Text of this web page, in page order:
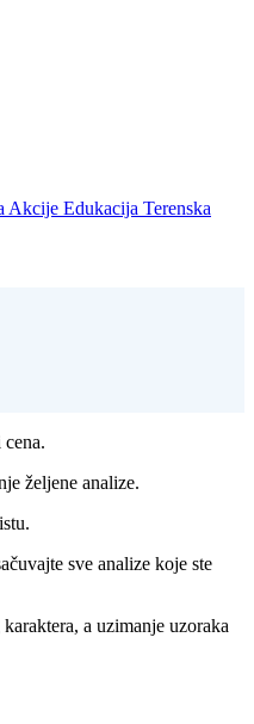
Akcije Edukacija Terenska
željene analize.
sve analize koje ste
a uzimanje uzoraka